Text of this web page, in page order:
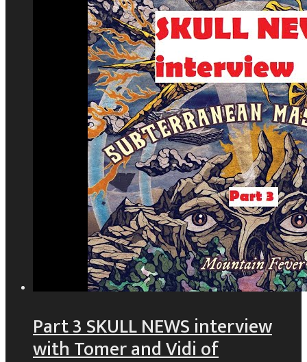
Part 3 SKULL NEWS interview
with Tomer and Vidi of